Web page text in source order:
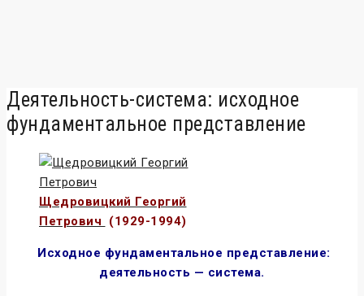
Деятельность-система: исходное
фундаментальное представление
Щедровицкий Георгий
Петрович
(1929-1994)
Исходное фундаментальное представление:
деятельность — система.